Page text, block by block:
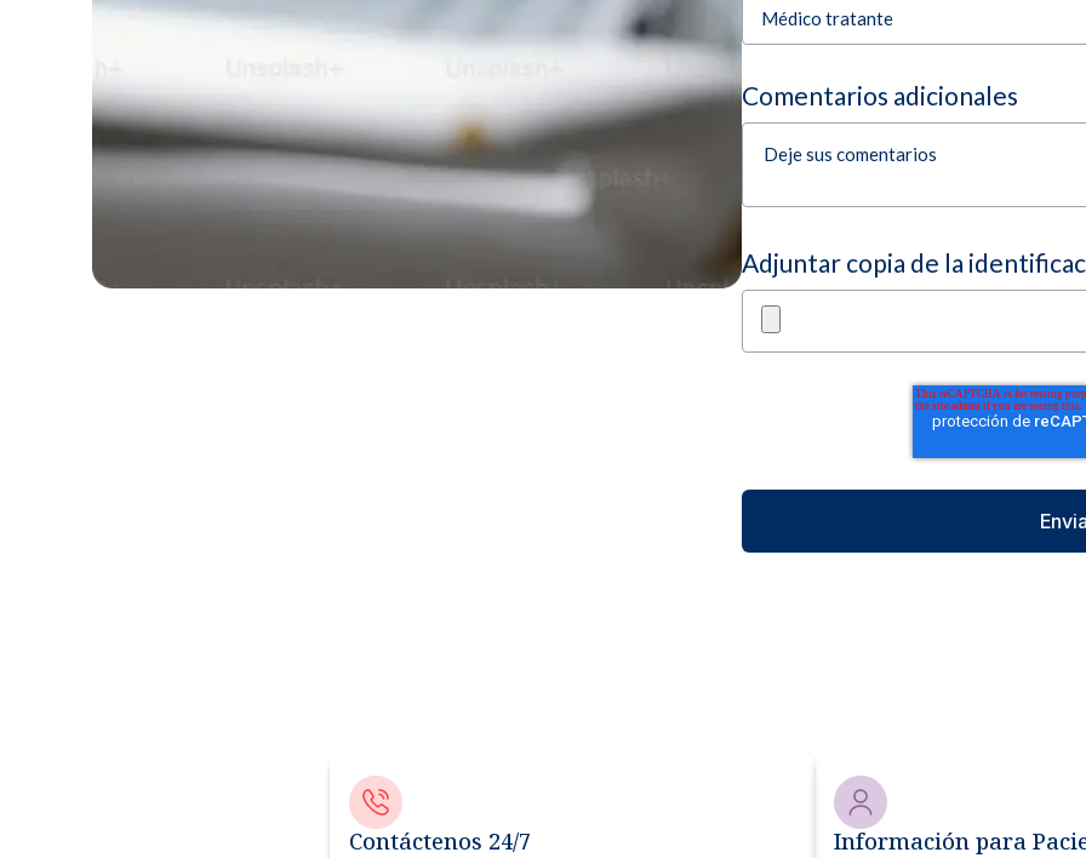
Comentarios adicionales
Adjuntar copia de la
Contáctenos 24/7 Información para